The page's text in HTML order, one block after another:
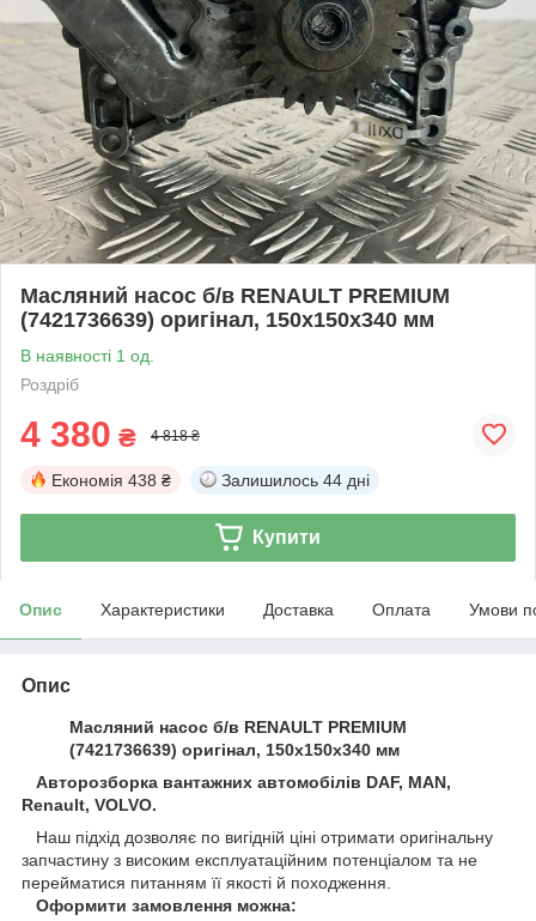
Масляний насос б/в RENAULT PREMIUM
(7421736639) оригінал, 150х150х340 мм
В наявності 1 од.
Роздріб
4 380 ₴ 4 818 ₴
Економія 438 ₴ Залишилось 44 дні
Купити
Опис Характеристики Доставка Оплата Умови
Опис
Масляний насос б/в RENAULT PREMIUM
(7421736639) оригінал, 150х150х340 мм
Авторозборка вантажних автомобілів DAF, MAN,
Renault, VOLVO.
Наш підхід дозволяє по вигідній ціні отримати оригінальну
запчастину з високим експлуатаційним потенціалом та не
перейматися питанням її якості й походження.
Оформити замовлення можна: